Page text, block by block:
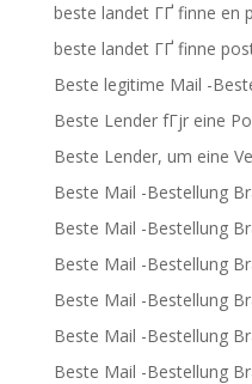
beste landet ГҐ finne en
beste landet ГҐ finne
Beste legitime Mail -
Beste Lender fГјr eine
Beste Lender, um eine
Beste Mail -Bestellung
Beste Mail -Bestellung
Beste Mail -Bestellung
Beste Mail -Bestellung
Beste Mail -Bestellung
Beste Mail -Bestellung